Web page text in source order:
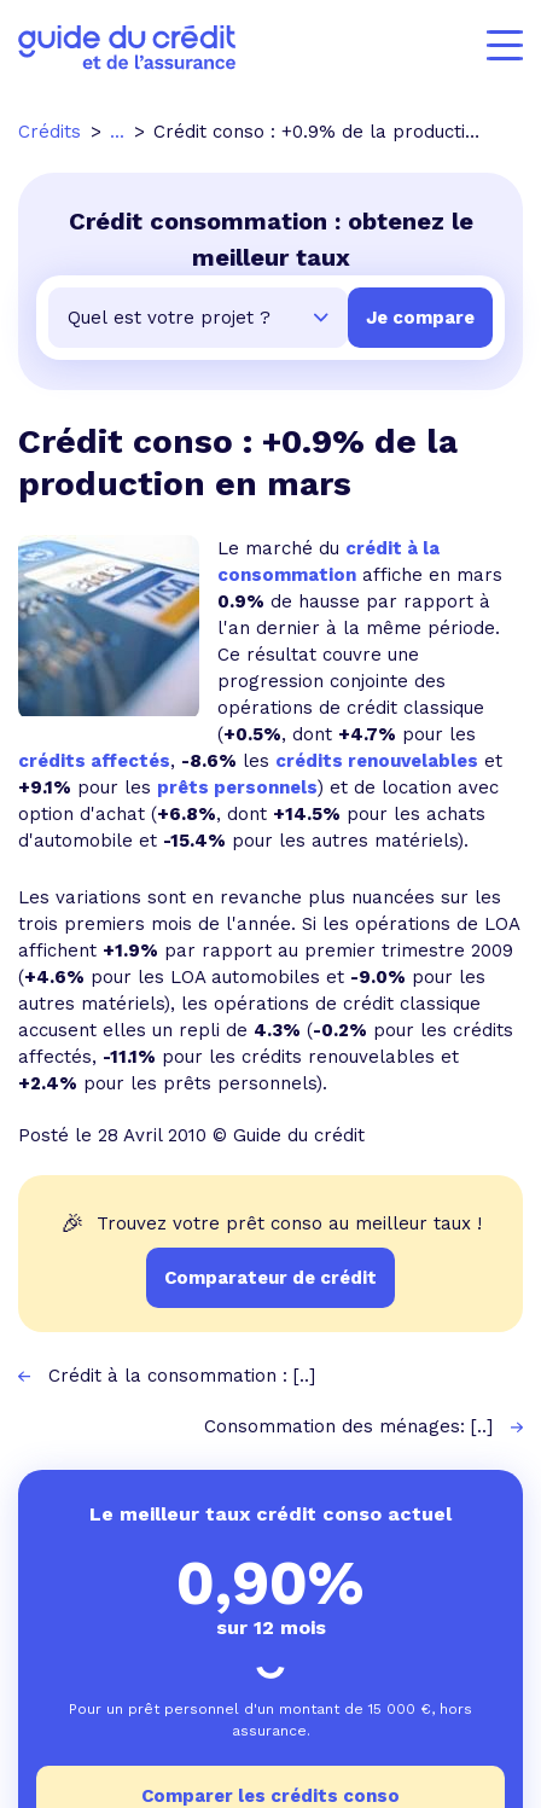
Crédits ... Crédit conso : +0.9% de la production en mars
Crédit consommation : obtenez le
meilleur taux
Crédit conso : +0.9% de la
production en mars
Le marché du crédit à la
consommation affiche en mars
0.9% de hausse par rapport à
l'an dernier à la même période.
Ce résultat couvre une
progression conjointe des
opérations de crédit classique
(+0.5%, dont +4.7% pour les
crédits affectés, -8.6% les crédits renouvelables et
+9.1% pour les prêts personnels) et de location avec
option d'achat (+6.8%, dont +14.5% pour les achats
d'automobile et -15.4% pour les autres matériels).
Les variations sont en revanche plus nuancées sur les
trois premiers mois de l'année. Si les opérations de LOA
affichent +1.9% par rapport au premier trimestre 2009
(+4.6% pour les LOA automobiles et -9.0% pour les
autres matériels), les opérations de crédit classique
accusent elles un repli de 4.3% (-0.2% pour les crédits
affectés, -11.1% pour les crédits renouvelables et
+2.4% pour les prêts personnels).
Posté le 28 Avril 2010 © Guide du crédit
🎉 Trouvez votre prêt conso au meilleur taux !
Comparateur de crédit
Crédit à la consommation : [..]
Consommation des ménages: [..]
Le meilleur taux crédit conso actuel
0,90%
sur 12 mois
Pour un prêt personnel d'un montant de 15 000 €, hors
assurance.
Comparer les crédits conso